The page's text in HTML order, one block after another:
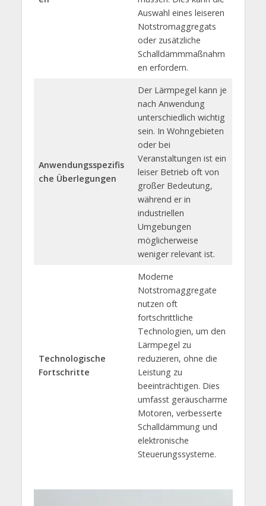
Auswahl eines leiseren
Notstromaggregats
oder zusätzliche
Schalldämmmaßnahm
en erfordern.
Anwendungsspezifis
che Überlegungen
Der Lärmpegel kann je
nach Anwendung
unterschiedlich wichtig
sein. In Wohngebieten
oder bei
Veranstaltungen ist ein
leiser Betrieb oft von
großer Bedeutung,
während er in
industriellen
Umgebungen
möglicherweise
weniger relevant ist.
Technologische
Fortschritte
Moderne
Notstromaggregate
nutzen oft
fortschrittliche
Technologien, um den
Lärmpegel zu
reduzieren, ohne die
Leistung zu
beeinträchtigen. Dies
umfasst geräuscharme
Motoren, verbesserte
Schalldämmung und
elektronische
Steuerungssysteme.